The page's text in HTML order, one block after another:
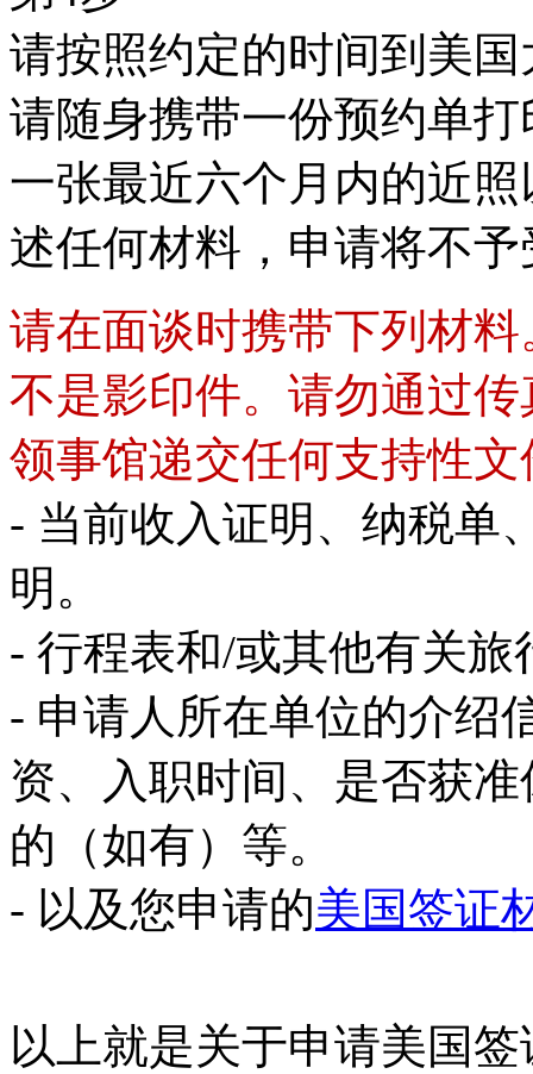
请按照约定的时间到美
请随身携带一份预约单
一张最近六个月内的近
述任何材料，申请将不予
请在面谈时携带下列材
不是影印件。请勿通过
领事馆递交任何支持性文
- 当前收入证明、纳税单
明。
- 行程表和/或其他有关旅
- 申请人所在单位的介绍
资、入职时间、是否获
的（如有）等。
- 以及您申请的美国签证
以上就是关于申请美国